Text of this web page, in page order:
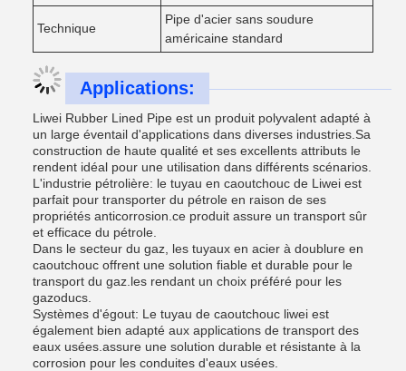
Technique
Pipe d'acier sans soudure
américaine standard
Applications:
Liwei Rubber Lined Pipe est un produit polyvalent adapté à
un large éventail d'applications dans diverses industries.Sa
construction de haute qualité et ses excellents attributs le
rendent idéal pour une utilisation dans différents scénarios.
L'industrie pétrolière: le tuyau en caoutchouc de Liwei est
parfait pour transporter du pétrole en raison de ses
propriétés anticorrosion.ce produit assure un transport sûr
et efficace du pétrole.
Dans le secteur du gaz, les tuyaux en acier à doublure en
caoutchouc offrent une solution fiable et durable pour le
transport du gaz.les rendant un choix préféré pour les
gazoducs.
Systèmes d'égout: Le tuyau de caoutchouc liwei est
également bien adapté aux applications de transport des
eaux usées.assure une solution durable et résistante à la
corrosion pour les conduites d'eaux usées.